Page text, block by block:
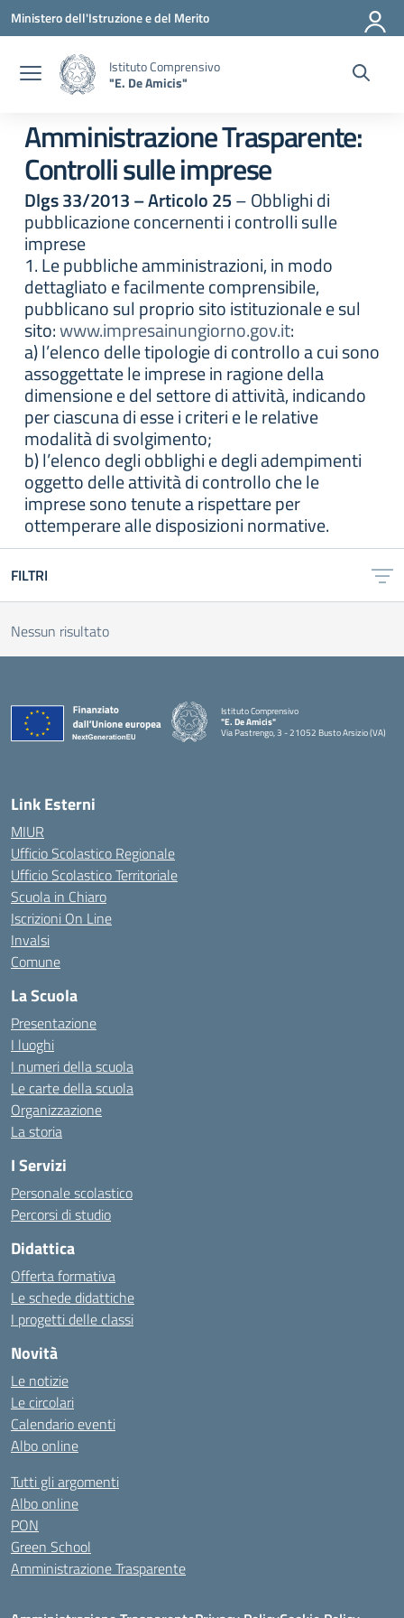
Vai ai contenuti
Vai al menu di navigazione
Vai al footer
Ministero dell'Istruzione e del Merito
Istituto Comprensivo
"E. De Amicis"
Amministrazione Trasparente:
Controlli sulle imprese
Dlgs 33/2013 – Articolo 25– Obblighi di
pubblicazione concernenti i controlli sulle
imprese
1. Le pubbliche amministrazioni, in modo
dettagliato e facilmente comprensibile,
pubblicano sul proprio sito istituzionale e sul
sito:www.impresainungiorno.gov.it:
a) l’elenco delle tipologie di controllo a cui sono
assoggettate le imprese in ragione della
dimensione e del settore di attività, indicando
per ciascuna di esse i criteri e le relative
modalità di svolgimento;
b) l’elenco degli obblighi e degli adempimenti
oggetto delle attività di controllo che le
imprese sono tenute a rispettare per
ottemperare alle disposizioni normative.
FILTRI
Nessun risultato
Istituto Comprensivo
"E. De Amicis"
Via Pastrengo, 3 - 21052 Busto Arsizio (VA)
Link Esterni
MIUR
Ufficio Scolastico Regionale
Ufficio Scolastico Territoriale
Scuola in Chiaro
Iscrizioni On Line
Invalsi
Comune
La Scuola
Presentazione
I luoghi
I numeri della scuola
Le carte della scuola
Organizzazione
La storia
I Servizi
Personale scolastico
Percorsi di studio
Didattica
Offerta formativa
Le schede didattiche
I progetti delle classi
Novità
Le notizie
Le circolari
Calendario eventi
Albo online
Tutti gli argomenti
Albo online
PON
Green School
Amministrazione Trasparente